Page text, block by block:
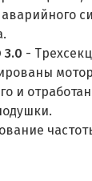
3.0 -
и